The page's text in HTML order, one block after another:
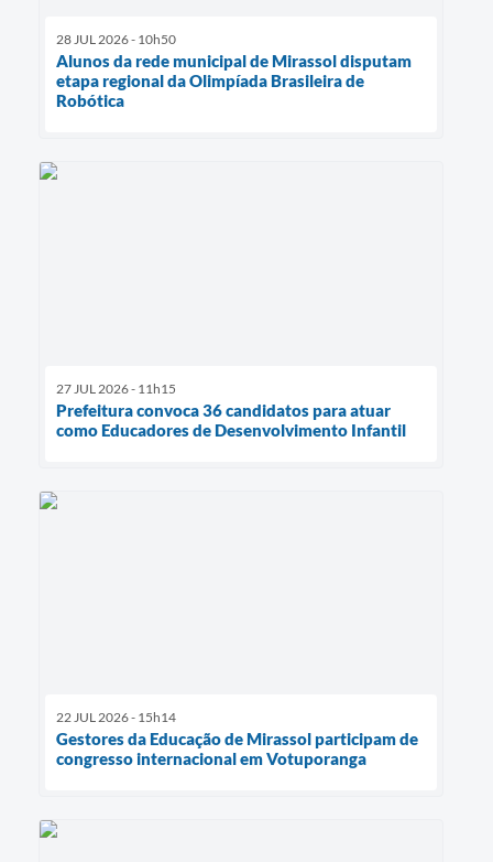
28 JUL 2026 - 10h50
Alunos da rede municipal de Mirassol disputam
etapa regional da Olimpíada Brasileira de
Robótica
27 JUL 2026 - 11h15
Prefeitura convoca 36 candidatos para atuar
como Educadores de Desenvolvimento Infantil
22 JUL 2026 - 15h14
Gestores da Educação de Mirassol participam de
congresso internacional em Votuporanga